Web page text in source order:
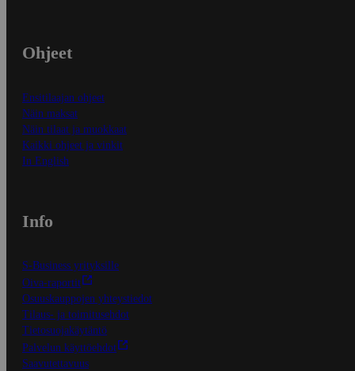
Ohjeet
Ensitilaajan ohjeet
Näin maksat
Näin tilaat ja muokkaat
Kaikki ohjeet ja vinkit
In English
Info
S-Business yrityksille
Oiva-raportit
Osuuskauppojen yhteystiedot
Tilaus- ja toimitusehdot
Tietosuojakäytäntö
Palvelun käyttöehdot
Saavutettavuus